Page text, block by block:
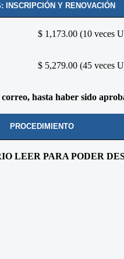
INSCRIPCIÓN Y RENOVACIÓN
$ 1,173.00 (10 veces
$ 5,279.00 (45 veces
hasta haber sido
PROCEDIMIENTO
LEER PARA PODER